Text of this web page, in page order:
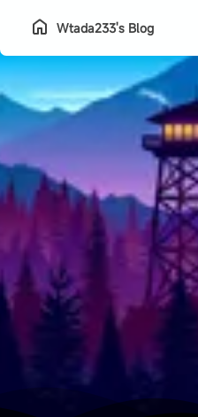
Wtada233's Blog